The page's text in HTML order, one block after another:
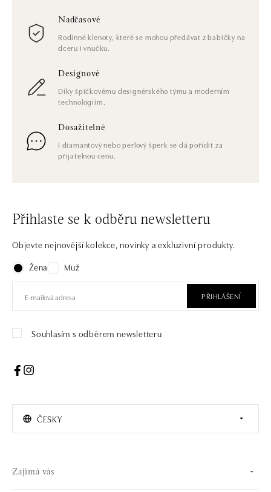
Nadčasové
Rodinné klenoty, které se mohou předávat z babičky na
dceru i vnučku.
Designové
Díky špičkovému designérského týmu a moderním
technologiím.
Dosažitelné
I diamantový nebo perlový šperk se dá pořídit za
přijatelnou cenu.
Přihlaste se k odběru newsletteru
Objevte nejnovější kolekce, novinky a exkluzivní produkty.
Žena
Muž
PŘIHLÁŠENÍ
Souhlasím s odběrem newsletteru
ČESKY
Zajímá vás